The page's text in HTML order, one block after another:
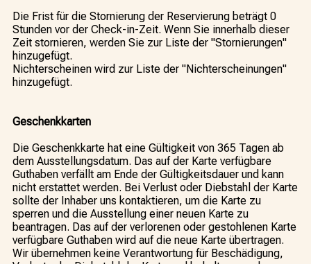
Die Frist für die Stornierung der Reservierung beträgt 0
Stunden vor der Check-in-Zeit. Wenn Sie innerhalb dieser
Zeit stornieren, werden Sie zur Liste der "Stornierungen"
hinzugefügt.
Nichterscheinen wird zur Liste der "Nichterscheinungen"
hinzugefügt.
Geschenkkarten
Die Geschenkkarte hat eine Gültigkeit von 365 Tagen ab
dem Ausstellungsdatum. Das auf der Karte verfügbare
Guthaben verfällt am Ende der Gültigkeitsdauer und kann
nicht erstattet werden. Bei Verlust oder Diebstahl der Karte
sollte der Inhaber uns kontaktieren, um die Karte zu
sperren und die Ausstellung einer neuen Karte zu
beantragen. Das auf der verlorenen oder gestohlenen Karte
verfügbare Guthaben wird auf die neue Karte übertragen.
Wir übernehmen keine Verantwortung für Beschädigung,